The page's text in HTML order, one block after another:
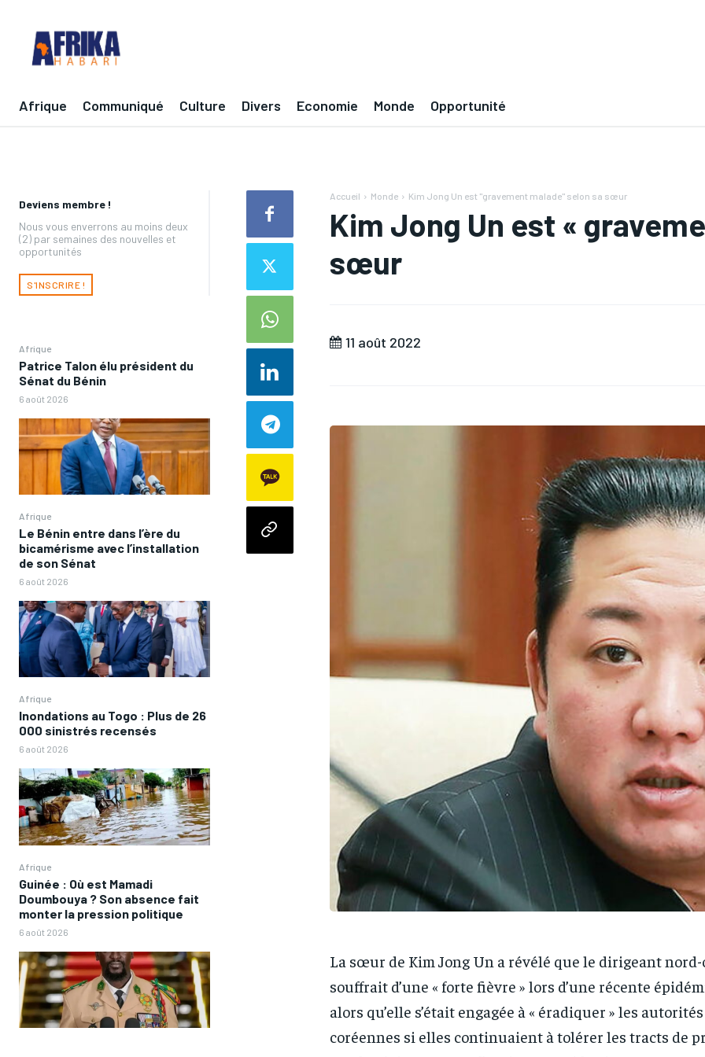
Afrique Communiqué Culture Divers Economie Monde Opportunité
Deviens membre !
Nous vous enverrons au moins deux
(2) par semaines des nouvelles et
opportunités
S'INSCRIRE !
Afrique
Patrice Talon élu président du
Sénat du Bénin
6 août 2026
Afrique
Le Bénin entre dans l’ère du
bicamérisme avec l’installation
de son Sénat
6 août 2026
Afrique
Inondations au Togo : Plus de 26
000 sinistrés recensés
6 août 2026
Afrique
Guinée : Où est Mamadi
Doumbouya ? Son absence fait
monter la pression politique
6 août 2026
Accueil Monde Kim Jong Un est "gravement malade" selon sa sœur
Kim Jong Un est «
sœur
11 août 2022
La sœur de Kim Jong Un a révélé que le dirigeant nord-
souffrait d’une « forte fièvre » lors d’une récente
alors qu’elle s’était engagée à « éradiquer » les
coréennes si elles continuaient à tolérer les tracts de